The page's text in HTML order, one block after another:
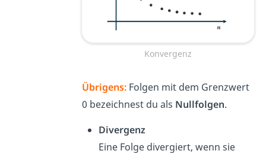
Konvergenz
Übrigens: Folgen mit dem Grenzwert
0 bezeichnest du als Nullfolgen.
Divergenz
Eine Folge divergiert, wenn sie